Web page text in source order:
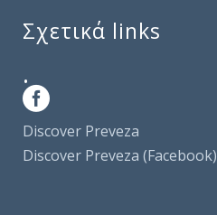
Σχετικά links
.
Discover Preveza
Discover Preveza (Facebook)